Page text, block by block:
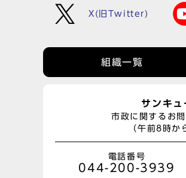
X(旧Twitter)
組織一覧
サンキュ
市政に関するお
（午前8時
電話番号
044-200-3939